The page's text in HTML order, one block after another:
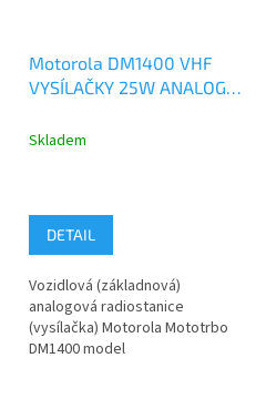
Motorola DM1400 VHF
VYSÍLAČKY 25W ANALOG
Skladem
DETAIL
Vozidlová (základnová)
analogová radiostanice
(vysílačka) Motorola Mototrbo
DM1400 model